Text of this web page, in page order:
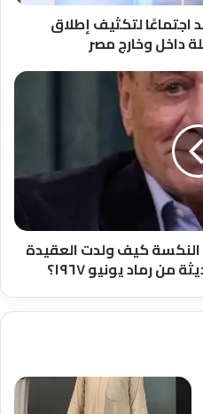
اجتماعًا لتكثيف إطلاق
داخل وخارج مصر
كيف ولدت العقيدة
رماد يونيو ١٩٦٧؟